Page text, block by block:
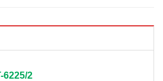
2